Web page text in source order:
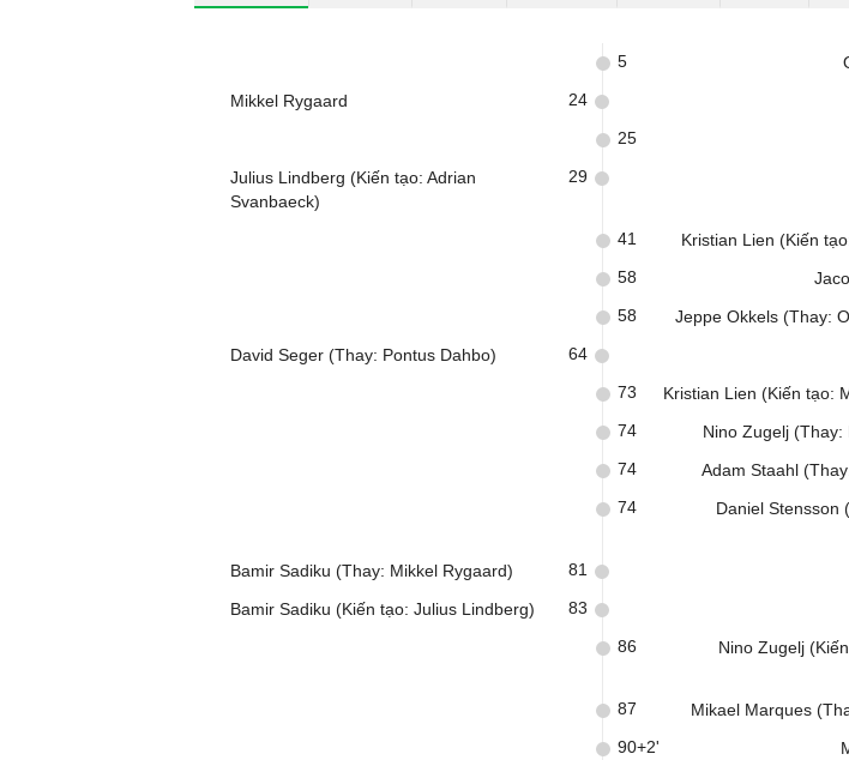
5
Mikkel Rygaard 24
25
Julius Lindberg (Kiến tạo: Adrian
Svanbaeck)
29
Kristian Lien (Kiến
41
58
Jeppe Okkels (Thay:
58
David Seger (Thay: Pontus Dahbo) 64
Kristian Lien (Kiến tạo:
73
Nino Zugelj (Thay:
74
Adam Staahl
74
Daniel Stensson
74
Bamir Sadiku (Thay: Mikkel Rygaard) 81
Bamir Sadiku (Kiến tạo: Julius Lindberg) 83
Nino Zugelj
86
Mikael Marques
87
90+2'